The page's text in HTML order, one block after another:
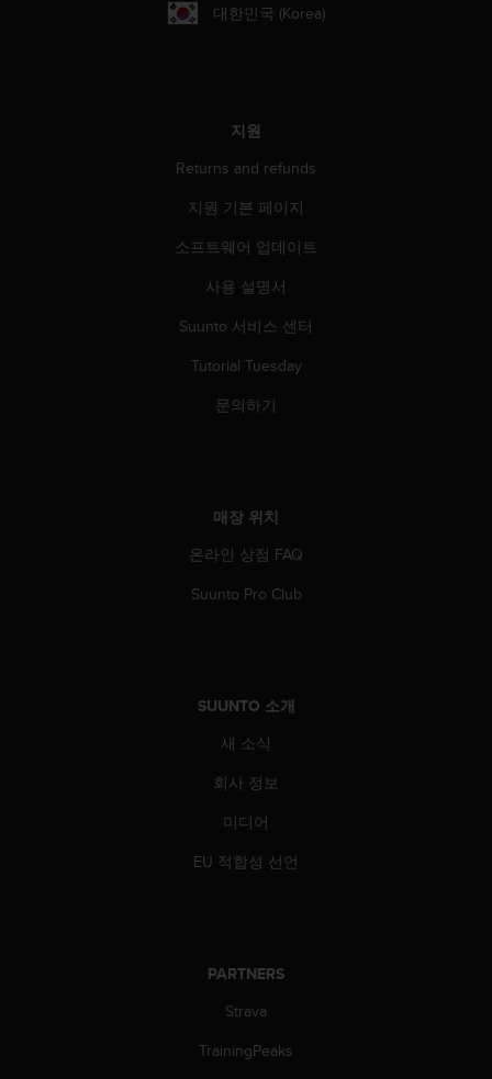
대한민국 (Korea)
지원
Returns and refunds
지원 기본 페이지
소프트웨어 업데이트
사용 설명서
Suunto 서비스 센터
Tutorial Tuesday
문의하기
매장 위치
온라인 상점 FAQ
Suunto Pro Club
SUUNTO 소개
새 소식
회사 정보
미디어
EU 적합성 선언
PARTNERS
Strava
TrainingPeaks